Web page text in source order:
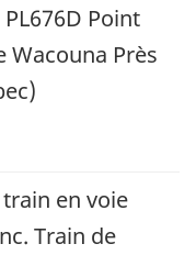
Point
Wacouna Près
en voie
Train de